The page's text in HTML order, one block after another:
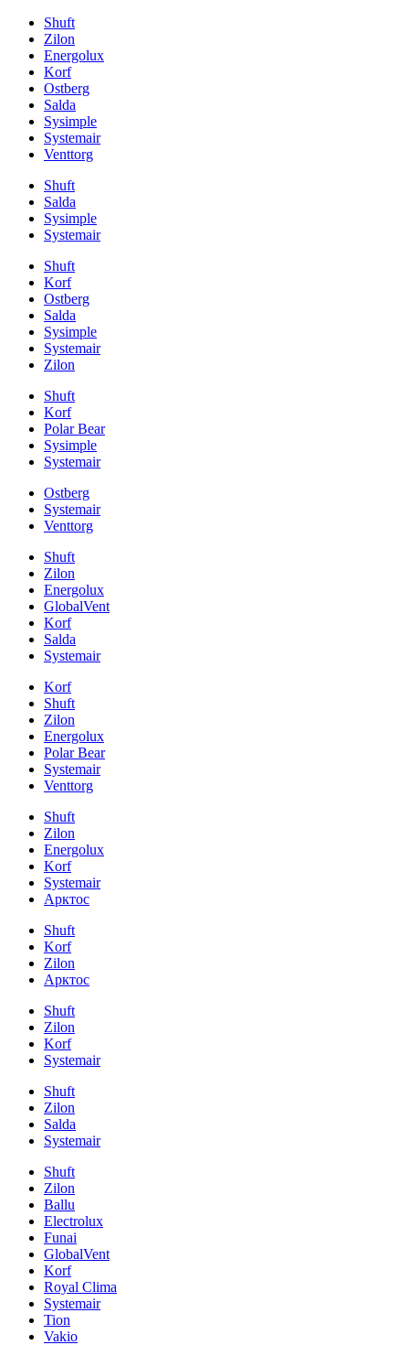
Shuft
Zilon
Energolux
Korf
Ostberg
Salda
Sysimple
Systemair
Venttorg
Shuft
Salda
Sysimple
Systemair
Shuft
Korf
Ostberg
Salda
Sysimple
Systemair
Zilon
Shuft
Korf
Polar Bear
Sysimple
Systemair
Ostberg
Systemair
Venttorg
Shuft
Zilon
Energolux
GlobalVent
Korf
Salda
Systemair
Korf
Shuft
Zilon
Energolux
Polar Bear
Systemair
Venttorg
Shuft
Zilon
Energolux
Korf
Systemair
Арктос
Shuft
Korf
Zilon
Арктос
Shuft
Zilon
Korf
Systemair
Shuft
Zilon
Salda
Systemair
Shuft
Zilon
Ballu
Electrolux
Funai
GlobalVent
Korf
Royal Clima
Systemair
Tion
Vakio